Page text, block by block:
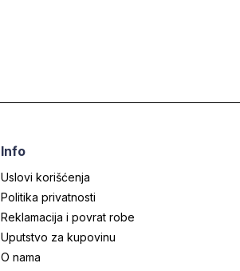
Info
Uslovi korišćenja
Politika privatnosti
Reklamacija i povrat robe
Uputstvo za kupovinu
O nama